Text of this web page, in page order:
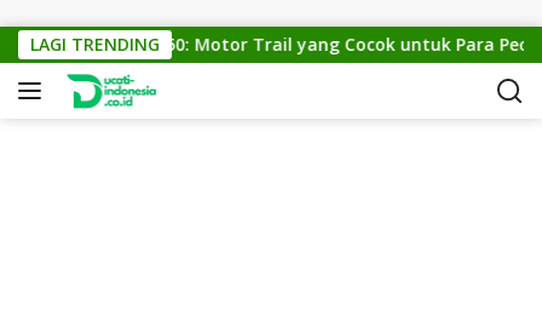
LAGI TRENDING
KTM Cross 150: Motor Trail yang Cocok untuk Para Pecinta